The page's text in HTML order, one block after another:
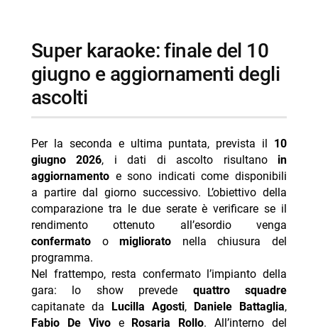
super karaoke: finale del 10
giugno e aggiornamenti degli
ascolti
Per la seconda e ultima puntata, prevista il 10
giugno 2026, i dati di ascolto risultano in
aggiornamentoe sono indicati come disponibili
a partire dal giorno successivo. L’obiettivo della
comparazione tra le due serate è verificare se il
rendimento ottenuto all’esordio venga
confermatoomigliorato nella chiusura del
programma.
Nel frattempo, resta confermato l’impianto della
gara: lo show prevede quattro squadre
capitanate da Lucilla Agosti, Daniele Battaglia,
Fabio De Vivoe Rosaria Rollo. All’interno del